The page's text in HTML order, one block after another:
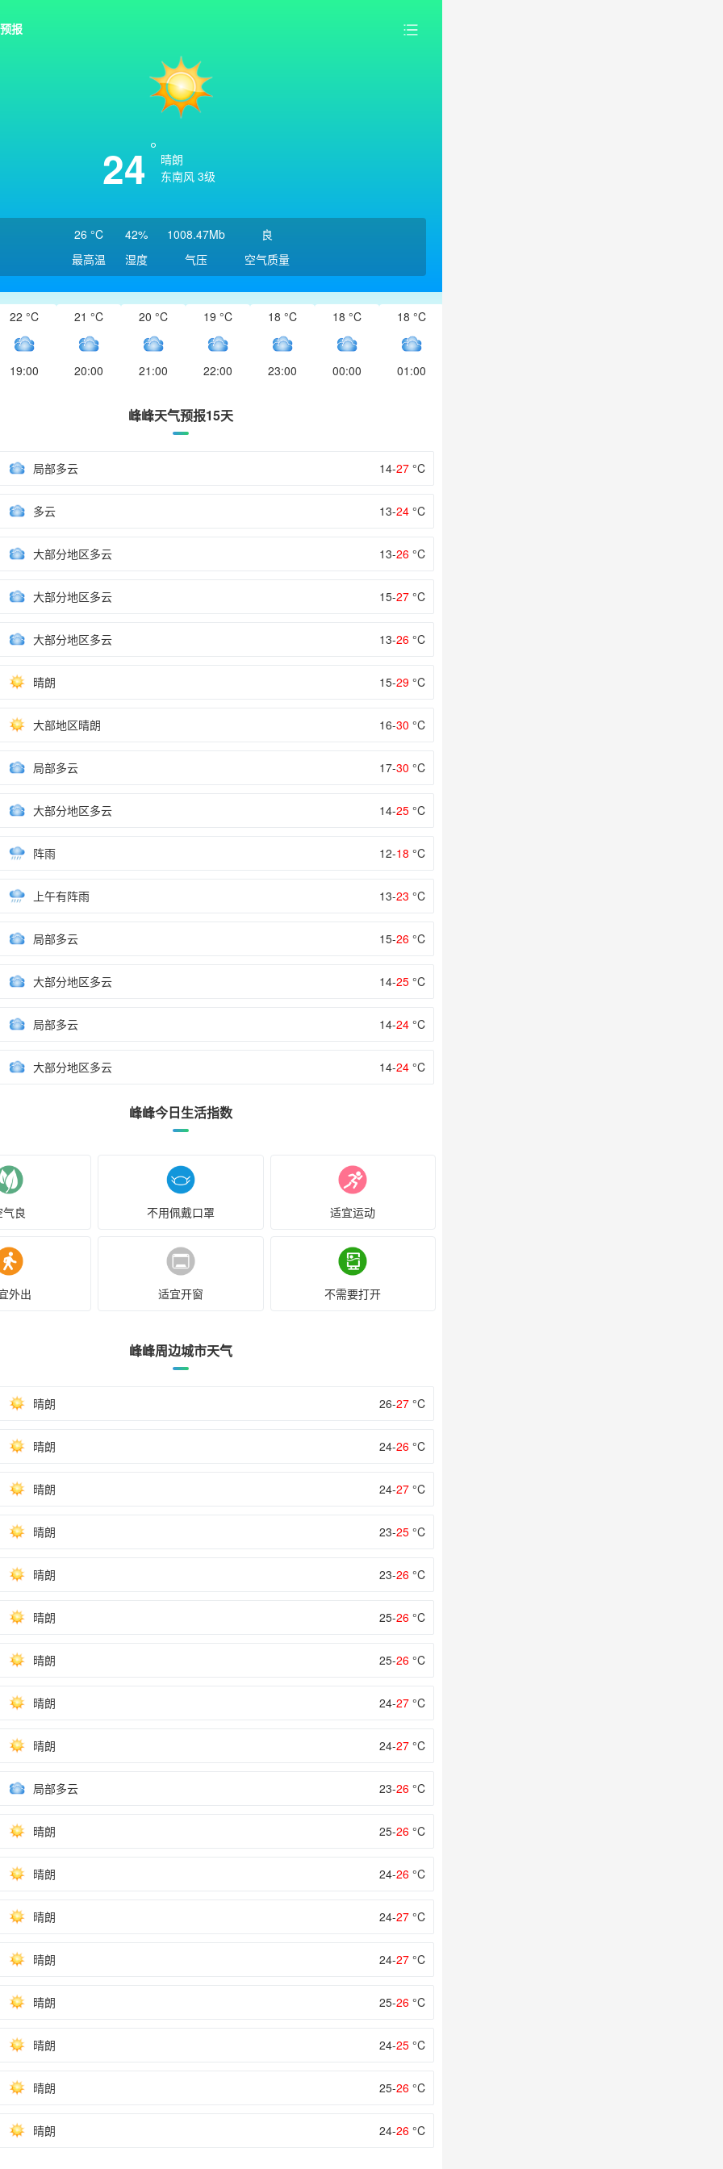
报
24
晴朗
东南风 3级
26 °C
最高温
42%
湿度
1008.47Mb
气压
良
空气质量
22 °C
19:00
21 °C
20:00
20 °C
21:00
19 °C
22:00
18 °C
23:00
18 °C
00:00
18 °C
01:00
峰峰天气预报15天
局部多云 14-27 °C
多云 13-24 °C
大部分地区多云 13-26 °C
大部分地区多云 15-27 °C
大部分地区多云 13-26 °C
晴朗 15-29 °C
大部地区晴朗 16-30 °C
局部多云 17-30 °C
大部分地区多云 14-25 °C
阵雨 12-18 °C
上午有阵雨 13-23 °C
局部多云 15-26 °C
大部分地区多云 14-25 °C
局部多云 14-24 °C
大部分地区多云 14-24 °C
峰峰今日生活指数
气良 不用佩戴口罩 适宜运动
外出 适宜开窗 不需要打开
峰峰周边城市天气
晴朗 26-27 °C
晴朗 24-26 °C
晴朗 24-27 °C
晴朗 23-25 °C
晴朗 23-26 °C
晴朗 25-26 °C
晴朗 25-26 °C
晴朗 24-27 °C
晴朗 24-27 °C
局部多云 23-26 °C
晴朗 25-26 °C
晴朗 24-26 °C
晴朗 24-27 °C
晴朗 24-27 °C
晴朗 25-26 °C
晴朗 24-25 °C
晴朗 25-26 °C
晴朗 24-26 °C